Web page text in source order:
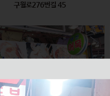
구월로276번길 45